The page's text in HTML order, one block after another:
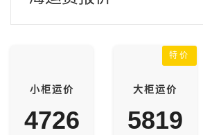
小柜运价
4726
特价
大柜运价
5819